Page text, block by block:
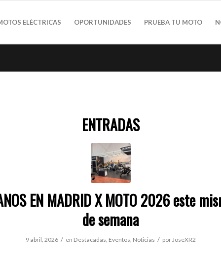
ELÉCTRICAS OPORTUNIDADES PRUEBA TU MOTO
ENTRADAS
EN MADRID X MOTO 2026 este
de semana
9 abril, 2026 / en Destacadas, Eventos, Noticias / porJoseXR2